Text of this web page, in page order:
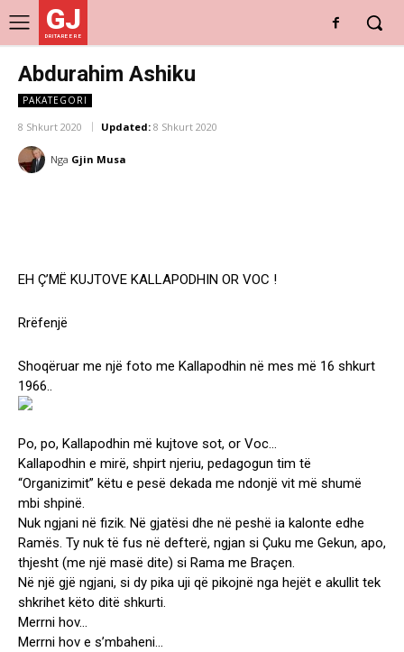
GJ
DRITARE E RE
Abdurahim Ashiku
PAKATEGORI
8 Shkurt 2020 Updated: 8 Shkurt 2020
Nga Gjin Musa
EH Ç’MË KUJTOVE KALLAPODHIN OR VOC !
Rrëfenjë
Shoqëruar me një foto me Kallapodhin në mes më 16 shkurt
1966..
Po, po, Kallapodhin më kujtove sot, or Voc…
Kallapodhin e mirë, shpirt njeriu, pedagogun tim të
“Organizimit” këtu e pesë dekada me ndonjë vit më shumë
mbi shpinë.
Nuk ngjani në fizik. Në gjatësi dhe në peshë ia kalonte edhe
Ramës. Ty nuk të fus në defterë, ngjan si Çuku me Gekun, apo,
thjesht (me një masë dite) si Rama me Braçen.
Në një gjë ngjani, si dy pika uji që pikojnë nga hejët e akullit tek
shkrihet këto ditë shkurti.
Merrni hov…
Merrni hov e s’mbaheni…